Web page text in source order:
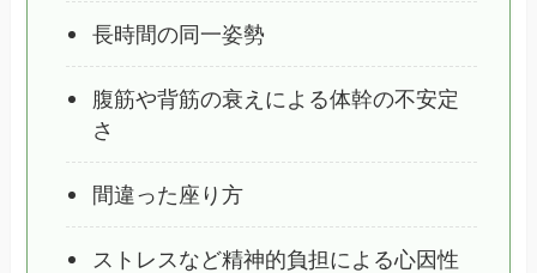
長時間の同一姿勢
腹筋や背筋の衰えによる体幹の不安定
さ
間違った座り方
ストレスなど精神的負担による心因性